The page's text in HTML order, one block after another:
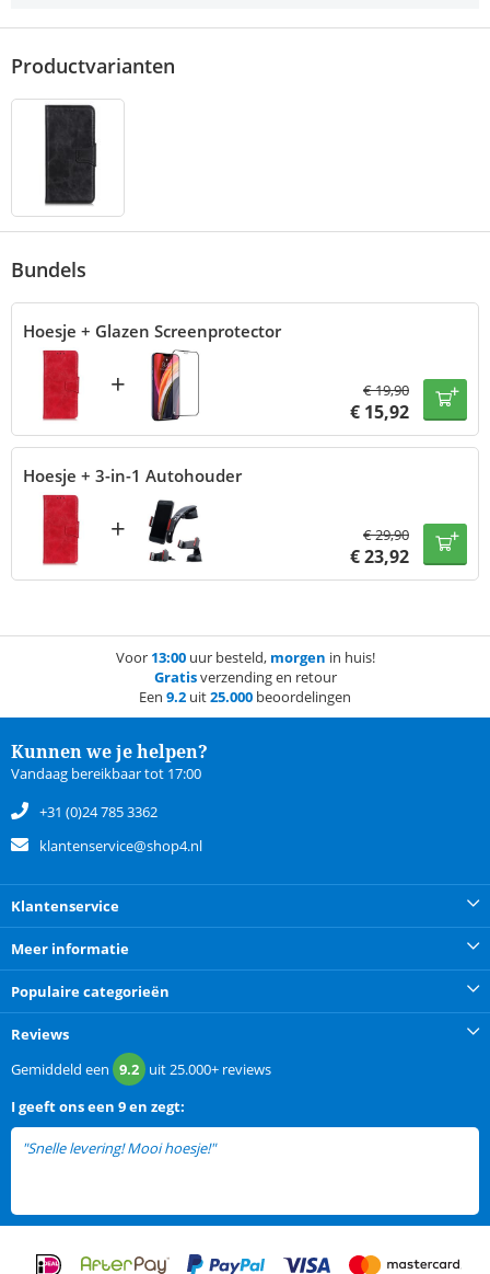
Productvarianten
Bundels
Hoesje + Glazen Screenprotector
+ €19,90
€ 15,92
Hoesje + 3-in-1 Autohouder
+ €29,90
€23,92
Voor 13:00uur besteld, morgen in huis!
Gratisverzending en retour
Een 9.2 uit25.000 beoordelingen
Kunnen we je helpen?
Vandaag bereikbaar tot 17:00
+31 (0)24 785 3362
klantenservice@shop4.nl
Klantenservice
Meer informatie
Populaire categorieën
Reviews
Gemiddeld een 9.2 uit25.000+ reviews
Igeeft ons een 9 en zegt:
"Snelle levering! Mooi hoesje!"